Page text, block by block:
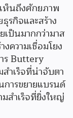
ห็นถึงศักยภาพ
รกิจและสร้าง
ป็นมากกว่ามาส
ความเชื่อมโยง
ร Buttery
ำเร็จที่น่าจับตา
ารขยายแบรนด์
มสำเร็จที่ยิ่งใหญ่